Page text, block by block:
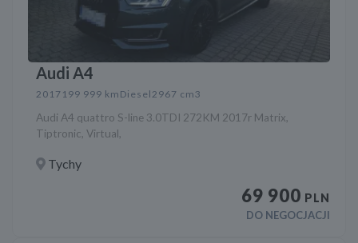
Audi A4
2017 199 999 km Diesel2967 cm3
Audi A4 quattro S-line 3.0TDI 272KM 2017r Matrix,
Tiptronic, Virtual,
Tychy
69 900 PLN
DO NEGOCJACJI